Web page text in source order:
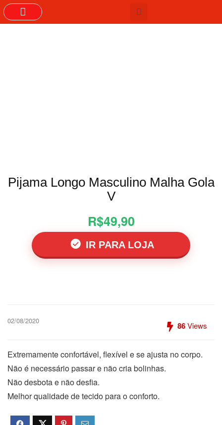
Pijama Longo Masculino Malha Gola
V
R$49,90
IR PARA LOJA
02/08/2020 86Views
Extremamente confortável, flexível e se ajusta no corpo.
Não é necessário passar e não cria bolinhas.
Não desbota e não desfia.
Melhor qualidade de tecido para o conforto.